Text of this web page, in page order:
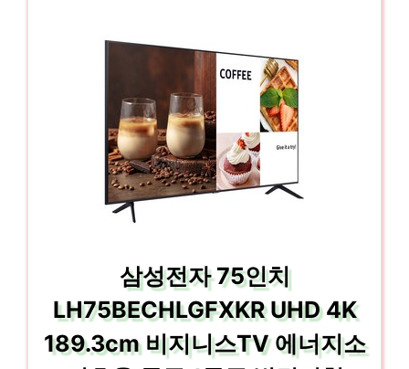
삼성전자 75인치
LH75BECHLGFXKR UHD 4K
189.3cm 비지니스TV 에너지소